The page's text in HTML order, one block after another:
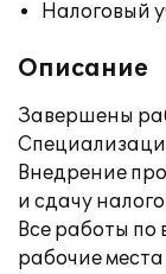
Налоговый
Описание
Завершены
Внедрение
и сдачу
Все работы
рабочие